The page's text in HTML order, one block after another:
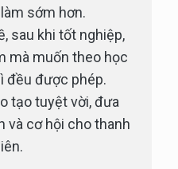
sớm hơn.
sau khi tốt nghiệp,
mà muốn theo học
đều được phép.
tạo tuyệt vời, đưa
và cơ hội cho thanh